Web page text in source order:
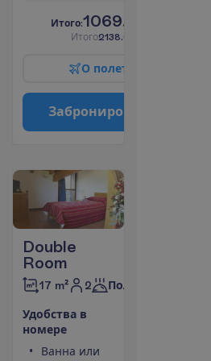
И того:1069.00
Итого2138.00
О полет
Заброниро
Double
Room
17 m² 2 Полупансион
Удобства в
номере
Ванна или